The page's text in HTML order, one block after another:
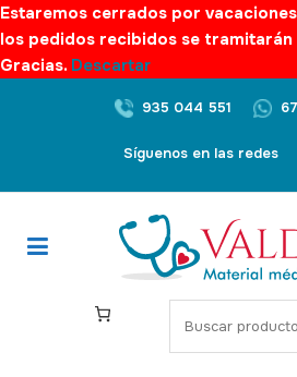
Estaremos cerrados por
los pedidos recibidos se
Gracias. Descartar
935 044 551
Síguenos en las redes
S
e